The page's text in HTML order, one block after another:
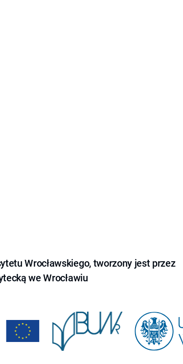
Wrocławskiego, tworzony jest przez
we Wrocławiu